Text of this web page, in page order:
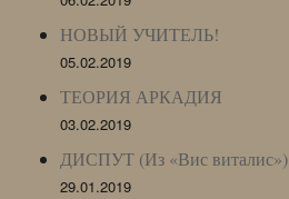
НОВЫЙ УЧИТЕЛЬ!
05.02.2019
ТЕОРИЯ АРКАДИЯ
03.02.2019
ДИСПУТ (Из «Вис виталис»)
29.01.2019